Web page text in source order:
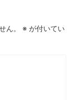
ん。 ※ が付いてい